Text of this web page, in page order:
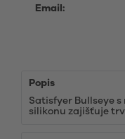
Email:
Popis
Satisfyer Bullseye
silikonu zajišťuje